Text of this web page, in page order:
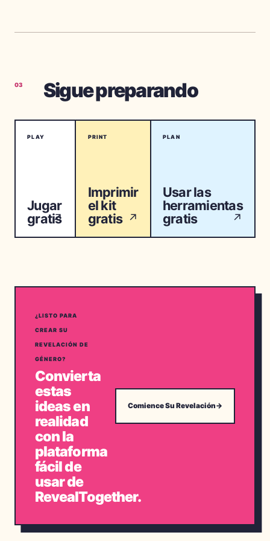
03 Sigue preparando
PLAY
Jugar
gratis
↗
PRINT
Imprimir
el kit
gratis ↗
PLAN
Usar las
herramientas
gratis
↗
¿LISTO PARA
CREAR SU
REVELACIÓN DE
GÉNERO?
Convierta
estas
ideas en
realidad
con la
plataforma
fácil de
usar de
RevealTogether.
Comience Su Revelación→